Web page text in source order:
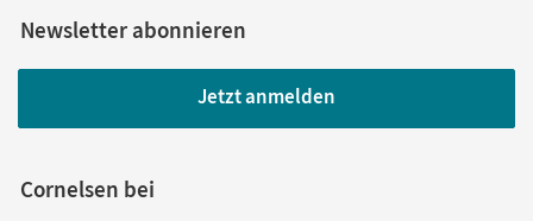
Newsletter abonnieren
Jetzt anmelden
Cornelsen bei